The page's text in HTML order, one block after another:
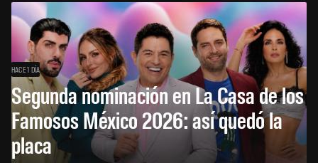
HACE 1 DÍA
Segunda nominación en La Casa de los
Famosos México 2026: así quedó la
placa